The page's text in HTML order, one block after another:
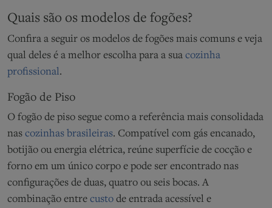
Quais são os modelos de fogões?
Confira a seguir os modelos de fogões mais comuns e veja
qual deles é a melhor escolha para a sua cozinha
profissional.
Fogão de Piso
O fogão de piso segue como a referência mais consolidada
nas cozinhas brasileiras. Compatível com gás encanado,
botijão ou energia elétrica, reúne superfície de cocção e
forno em um único corpo e pode ser encontrado nas
configurações de duas, quatro ou seis bocas. A
combinação entre custo de entrada acessível e